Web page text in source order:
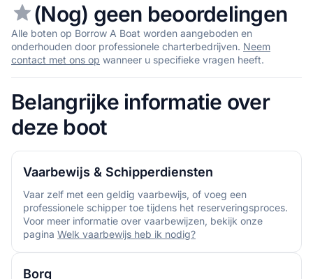
(Nog) geen beoordelingen
Alle boten op Borrow A Boat worden aangeboden en
onderhouden door professionele charterbedrijven. Neem
contact met ons op wanneer u specifieke vragen heeft.
Belangrijke informatie over
deze boot
Vaarbewijs & Schipperdiensten
Vaar zelf met een geldig vaarbewijs, of voeg een
professionele schipper toe tijdens het reserveringsproces.
Voor meer informatie over vaarbewijzen, bekijk onze
pagina Welk vaarbewijs heb ik nodig?
Borg